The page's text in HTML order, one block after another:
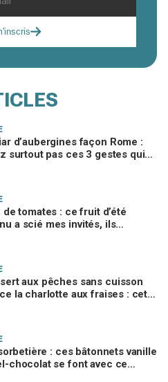
d’aubergines façon Rome :
surtout pas ces 3 gestes qui
de tomates : ce fruit d’été
a scié mes invités, ils
aux pêches sans cuisson
la charlotte aux fraises : cette
: ces bâtonnets vanille
chocolat se font avec ce